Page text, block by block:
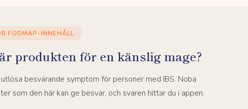
FODMAP-INNEHÅLL
produkten för en känslig mage?
besvärande symptom för personer med IBS. Noba
som den här kan ge besvär, och svaren hittar du i appen.